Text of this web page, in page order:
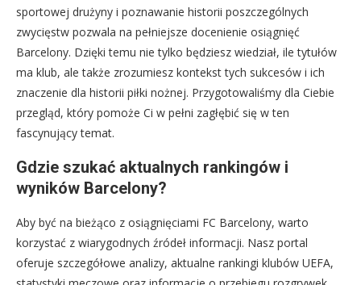
sportowej drużyny i poznawanie historii poszczególnych
zwycięstw pozwala na pełniejsze docenienie osiągnięć
Barcelony. Dzięki temu nie tylko będziesz wiedział, ile tytułów
ma klub, ale także zrozumiesz kontekst tych sukcesów i ich
znaczenie dla historii piłki nożnej. Przygotowaliśmy dla Ciebie
przegląd, który pomoże Ci w pełni zagłębić się w ten
fascynujący temat.
Gdzie szukać aktualnych rankingów i
wyników Barcelony?
Aby być na bieżąco z osiągnięciami FC Barcelony, warto
korzystać z wiarygodnych źródeł informacji. Nasz portal
oferuje szczegółowe analizy, aktualne rankingi klubów UEFA,